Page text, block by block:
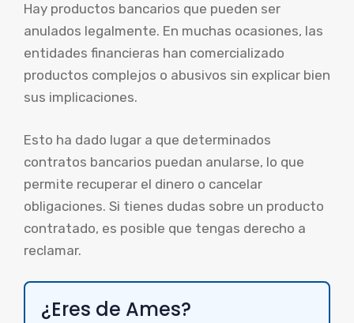
Hay productos bancarios que pueden ser
anulados legalmente. En muchas ocasiones, las
entidades financieras han comercializado
productos complejos o abusivos sin explicar bien
sus implicaciones.
Esto ha dado lugar a que determinados
contratos bancarios puedan anularse, lo que
permite recuperar el dinero o cancelar
obligaciones. Si tienes dudas sobre un producto
contratado, es posible que tengas derecho a
reclamar.
¿Eres de Ames?